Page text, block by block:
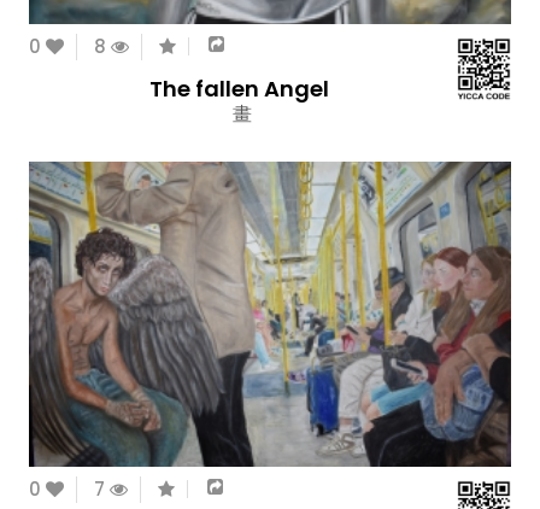
0 8
The fallen Angel
畫
0 7